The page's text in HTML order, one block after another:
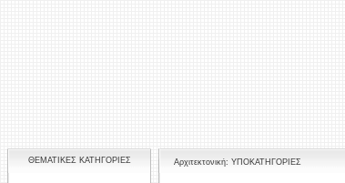
ΘΕΜΑΤΙΚΕΣ ΚΑΤΗΓΟΡΙΕΣ Αρχιτεκτονική: ΥΠΟΚΑΤΗΓΟΡΙΕΣ